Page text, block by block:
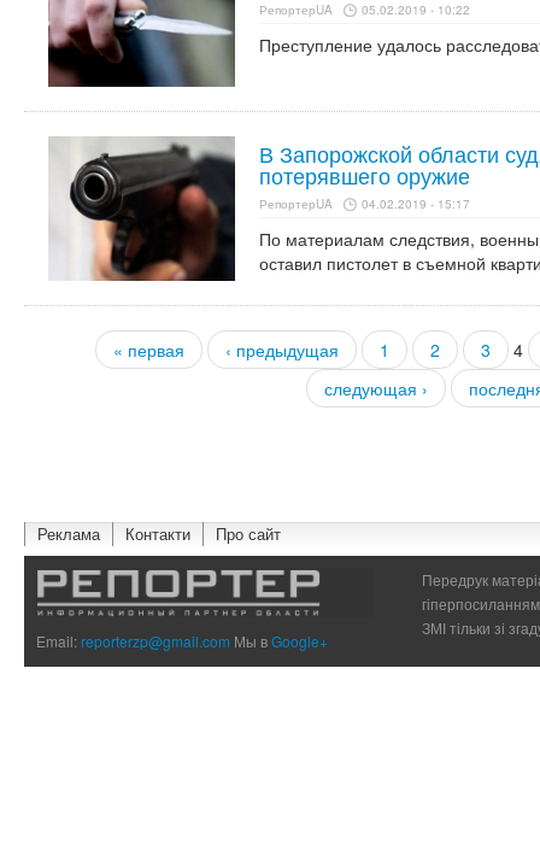
РепортерUA 05.02.2019 - 10:22
Преступление удалось
В Запорожской области
потерявшего оружие
РепортерUA 04.02.2019 - 15:17
По материалам следствия,
оставил пистолет в съемной
Страницы
« первая ‹ предыдущая 1 2 3
4
следующая ›
Реклама Контакти Про сайт
Email:reporterzp@gmail.com Мы вGoogle+
Передрук
ЗМІ тільки зі